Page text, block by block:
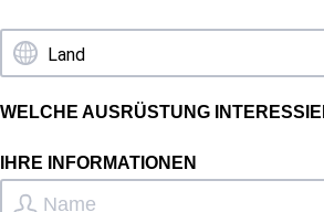
WELCHE AUSRÜSTUNG
IHRE INFORMATIONEN